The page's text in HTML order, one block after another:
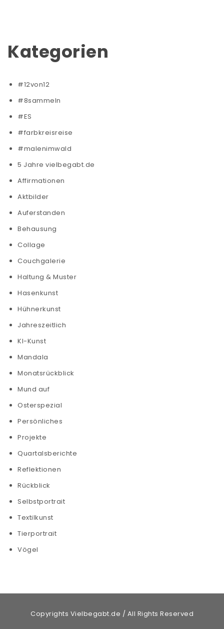
Kategorien
#12von12
#8sammeln
#ES
#farbkreisreise
#malenimwald
5 Jahre vielbegabt.de
Affirmationen
Aktbilder
Auferstanden
Behausung
Collage
Couchgalerie
Haltung & Muster
Hasenkunst
Hühnerkunst
Jahreszeitlich
KI-Kunst
Mandala
Monatsrückblick
Mund auf
Osterspezial
Persönliches
Projekte
Quartalsberichte
Reflektionen
Rückblick
Selbstportrait
Textilkunst
Tierportrait
Vögel
Copyrights Vielbegabt.de / All Rights Reserved